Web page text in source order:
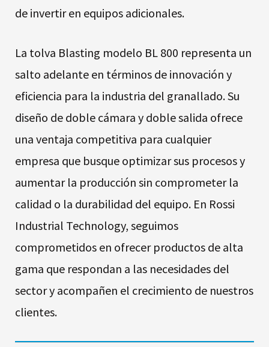
de invertir en equipos adicionales.
La tolva Blasting modelo BL 800 representa un
salto adelante en términos de innovación y
eficiencia para la industria del granallado. Su
diseño de doble cámara y doble salida ofrece
una ventaja competitiva para cualquier
empresa que busque optimizar sus procesos y
aumentar la producción sin comprometer la
calidad o la durabilidad del equipo. En Rossi
Industrial Technology, seguimos
comprometidos en ofrecer productos de alta
gama que respondan a las necesidades del
sector y acompañen el crecimiento de nuestros
clientes.